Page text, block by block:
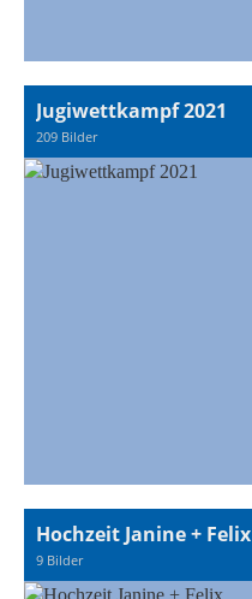
Jugiwettkampf 2021
209 Bilder
Hochzeit Janine + Felix
9 Bilder